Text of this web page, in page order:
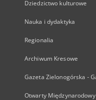
Dziedzictwo kulturowe
Nauka i dydaktyka
Regionalia
Archiwum Kresowe
Gazeta Zielonogórska -
Otwarty